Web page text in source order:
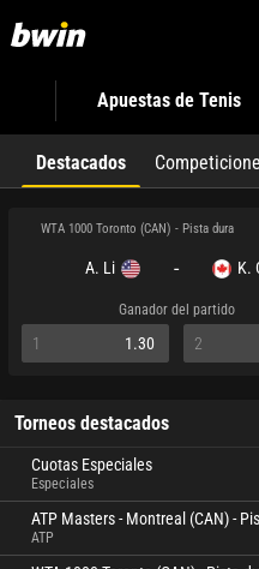
Apuestas de Tenis
Destacados
WTA 1000 Toronto (CAN) - Pista dura
A. Li - K.
Ganador del partido
1 1.30 2
Torneos destacados
Cuotas Especiales
Especiales
ATP Masters - Montreal (CAN) -
ATP